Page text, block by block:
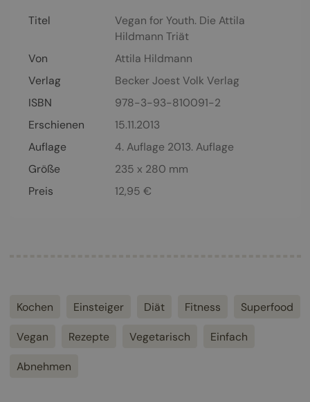
Titel
Vegan for Youth. Die Attila
Hildmann Triät
Von
Attila Hildmann
Verlag
Becker Joest Volk Verlag
ISBN
978-3-93-810091-2
Erschienen
15.11.2013
Auflage
4. Auflage 2013. Auflage
Größe
235 x 280 mm
Preis
12,95 €
Kochen Einsteiger Diät Fitness Superfood
Vegan Rezepte Vegetarisch Einfach
Abnehmen